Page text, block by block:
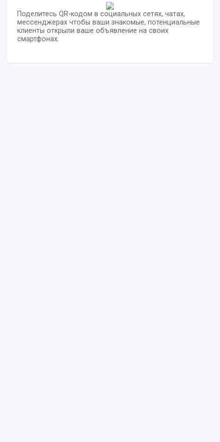
Поделитесь QR-кодом в социальных сетях, чатах,
мессенджерах чтобы ваши знакомые, потенциальные
клиенты открыли ваше объявление на своих
смартфонах.